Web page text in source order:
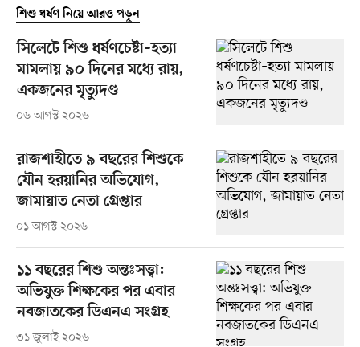
শিশু ধর্ষণ নিয়ে আরও পড়ুন
সিলেটে শিশু ধর্ষণচেষ্টা–হত্যা
মামলায় ৯০ দিনের মধ্যে রায়,
একজনের মৃত্যুদণ্ড
০৬ আগস্ট ২০২৬
রাজশাহীতে ৯ বছরের শিশুকে
যৌন হরয়ানির অভিযোগ,
জামায়াত নেতা গ্রেপ্তার
০১ আগস্ট ২০২৬
১১ বছরের শিশু অন্তঃসত্ত্বা:
অভিযুক্ত শিক্ষকের পর এবার
নবজাতকের ডিএনএ সংগ্রহ
৩১ জুলাই ২০২৬